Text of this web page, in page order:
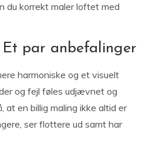
du korrekt maler loftet med
par anbefalinger
harmoniske og et visuelt
og fejl føles udjævnet og
at en billig maling ikke altid er
ser flottere ud samt har